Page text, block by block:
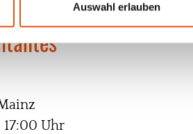
Auswahl erlauben
17:00 Uhr